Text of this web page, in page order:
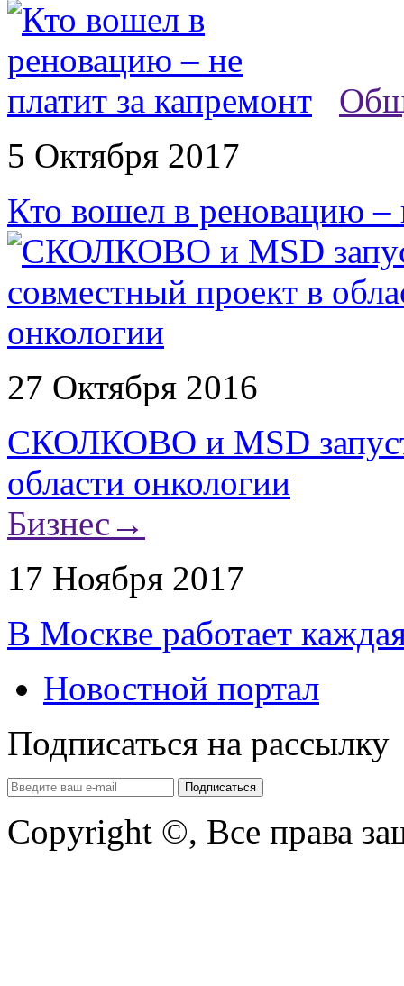
5 Октября 2017
Кто вошел в реновацию –
27 Октября 2016
СКОЛКОВО и MSD
области онкологии
Бизнес →
17 Ноября 2017
В Москве работает
Новостной портал
Подписаться на рассылку
Copyright ©, Все права